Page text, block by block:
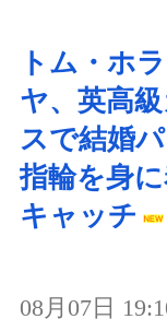
トム・ホ
ヤ、英高
スで結婚
指輪を身
キャッチ
08月07日